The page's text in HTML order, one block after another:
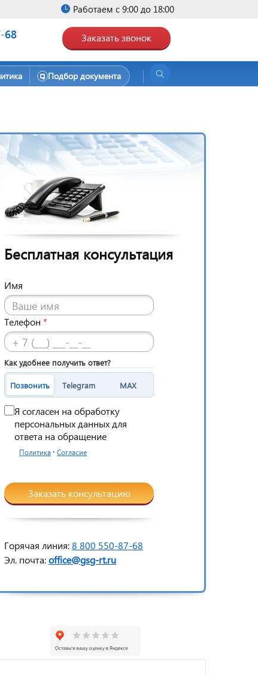
Работаем с 9:00 до 18:00
68 Заказать звонок
Подбор документа
Бесплатная консультация
Имя
Телефон *
Как удобнее получить ответ?
Позвонить Telegram MAX
Я согласен на обработку
персональных данных для
ответа на обращение
Политика · Согласие
Заказать консультацию
Горячая линия:8 800 550-87-68
Эл. почта:office@gsg-rt.ru